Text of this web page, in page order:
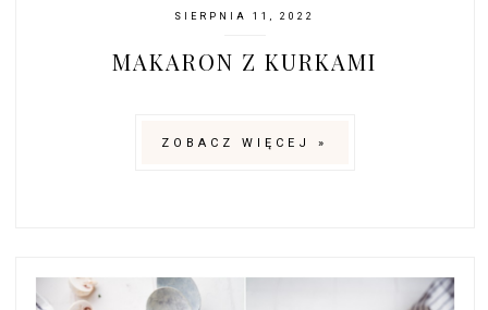
SIERPNIA 11, 2022
MAKARON Z KURKAMI
ZOBACZ WIĘCEJ »